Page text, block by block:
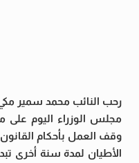
رحب النائب محمد سمير
مجلس الوزراء اليوم
الأطيان لمدة سنة أخرى